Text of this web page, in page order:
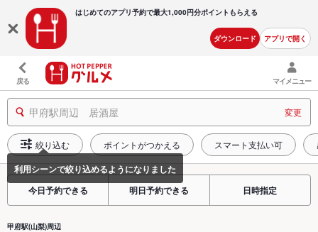
はじめてのアプリ予約で最大1,000円分ポイントもらえる
ダウンロード アプリで開く
戻る マイメニュー
甲府駅周辺 居酒屋 変更
絞り込む ポイントがつかえる スマート支払い可
今日予約できる 明日予約できる 日時指定
甲府駅(山梨)周辺